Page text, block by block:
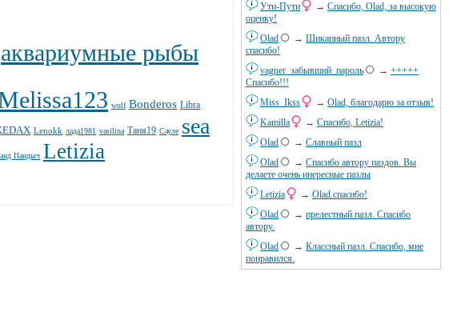
Ути-Пути
→ Спасибо, Olad, за высокую
оценку!
Olad
→ Шикапный пазл. Автору
спасибо!
vagner_забывший_пароль
→ +++++
Спасибо!!!
Miss_Ikss
→ Olad, благодарю за отзыв!
Kamilla
→ Спасибо, Letizia!
Olad
→ Славный пазл
Olad
→ Спасибо автору паздов. Вы
делаете очень инересные пазлы
Letizia
→ Olad.спасибо!
Olad
→ прелестный пазл. Спасибо
автору.
Olad
→ Классный пазл. Спасибо, мне
понравился.
аквариумные рыбы
wulf Bonderos Libra
Lenokk лада1981 vasilina Таня19 Сауле sea
Пандыч Letizia